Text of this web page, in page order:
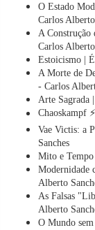
O Estado
Carlos
A
Carlos
Estoicismo |
A Morte de
- Carlos
Arte Sagrada
Chaoskampf
Vae Victis: a
Sanches
Mito e
Modernidade
Alberto
As Falsas
Alberto
O Mundo